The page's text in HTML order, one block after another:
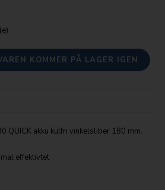
KOMMER PÅ LAGER IGEN
QUICK akku kulfri vinkelsliber 180 mm.
effektivtet